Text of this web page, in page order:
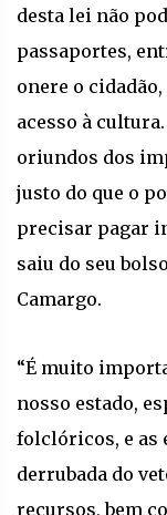
desta lei não
passaportes,
onere o
acesso à
oriundos dos
justo do que o
precisar pagar
saiu do seu
Camargo.
“É muito
nosso estado,
folclóricos, e as
derrubada do
recursos, bem